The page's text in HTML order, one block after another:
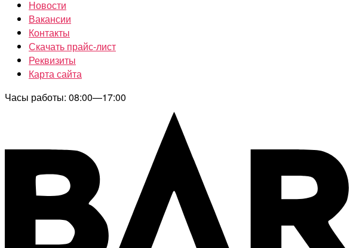
Новости
Вакансии
Контакты
Скачать прайс-лист
Реквизиты
Карта сайта
Часы работы: 08:00—17:00